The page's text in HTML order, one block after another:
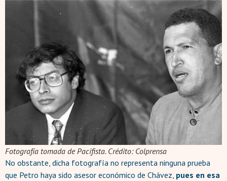
Fotografía tomada de Pacifista. Crédito: Colprensa
No obstante, dicha fotografía no representa ninguna prueba
que Petro haya sido asesor económico de Chávez, pues en esa